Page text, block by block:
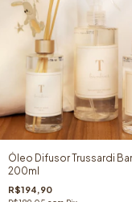
Óleo Difusor Trussardi
200ml
R$194,90